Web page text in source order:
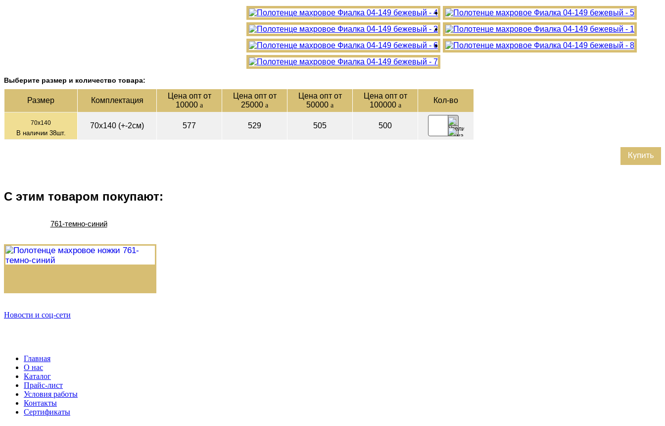
Выберите размер и количество товара:
Раз­мер Ком­плек­тация
Цена опт от
10000 a
Цена опт от
25000 a
Цена опт от
50000 a
Цена опт от
100000 a
Кол-­во
70х140
В наличии 38шт.
70х140 (+-2см) 577 529 505 500
Купить
С этим товаром покупают:
761-темно-синий
Новости и соц-сети
Главная
О нас
Каталог
Прайс-лист
Условия работы
Контакты
Сертификаты